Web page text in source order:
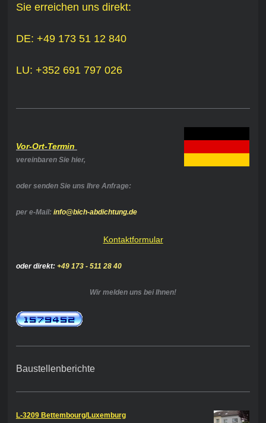
Sie erreichen uns direkt:
DE: +49 173 51 12 840
LU: +352 691 797 026
Vor-Ort-Termin
vereinbaren Sie hier,
oder senden Sie uns Ihre Anfrage:
per e-Mail: info@bich-abdichtung.de
Kontaktformular
oder direkt: +49 173 - 511 28 40
Wir melden uns bei Ihnen!
Baustellenberichte
L-3209 Bettembourg/Luxemburg